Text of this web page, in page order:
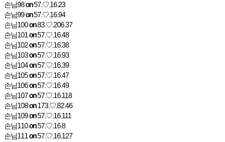
손님98on57.♡.16.23
손님99on57.♡.16.94
손님100on83.♡.206.37
손님101on57.♡.16.48
손님102on57.♡.16.38
손님103on57.♡.16.93
손님104on57.♡.16.39
손님105on57.♡.16.47
손님106on57.♡.16.49
손님107on57.♡.16.118
손님108on 173.♡.82.46
손님109on57.♡.16.111
손님110on57.♡.16.8
손님111on57.♡.16.127